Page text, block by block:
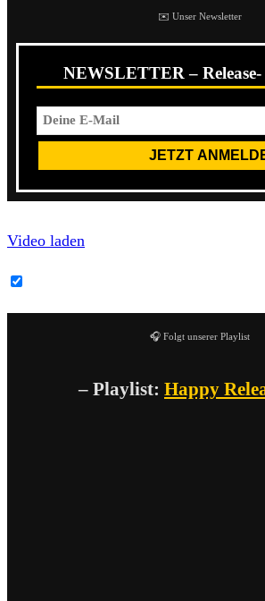
✉️ Unser Newsletter
NEWSLETTER –
Video laden
🎧 Folgt unserer Playlist
– Playlist: Happy